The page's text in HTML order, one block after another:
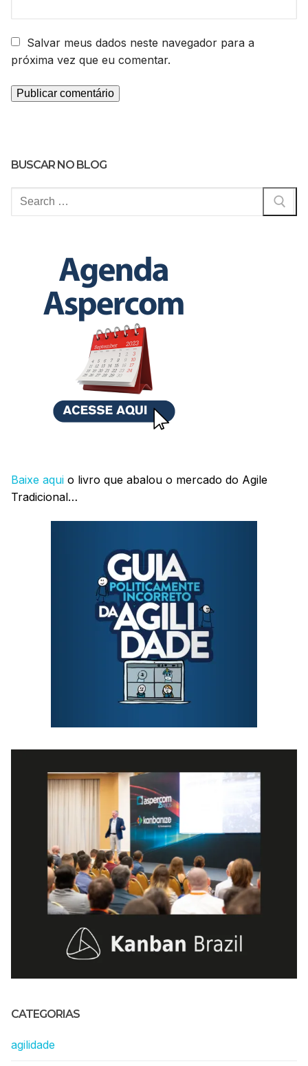
Salvar meus dados neste navegador para a
próxima vez que eu comentar.
BUSCAR NO BLOG
Pesquisar
Baixe aqui o livro que abalou o mercado do Agile
Tradicional…
CATEGORIAS
agilidade